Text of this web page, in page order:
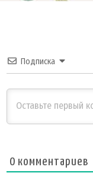
Подписка
0 комментариев